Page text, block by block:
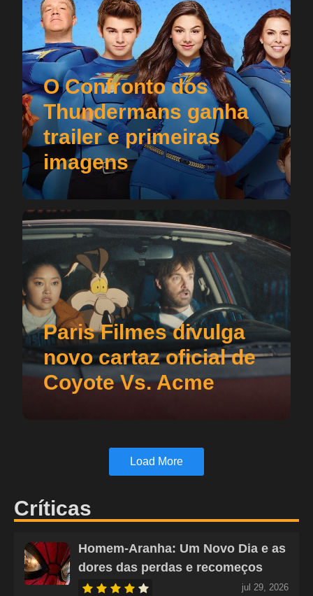
O Confronto dos
Thundermans ganha
trailer e primeiras
imagens
Paris Filmes divulga
novo cartaz oficial de
Coyote Vs. Acme
Load More
Críticas
Homem-Aranha: Um Novo Dia e as
dores das perdas e recomeços
jul 29, 2026